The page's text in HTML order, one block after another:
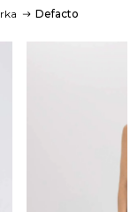
Defacto